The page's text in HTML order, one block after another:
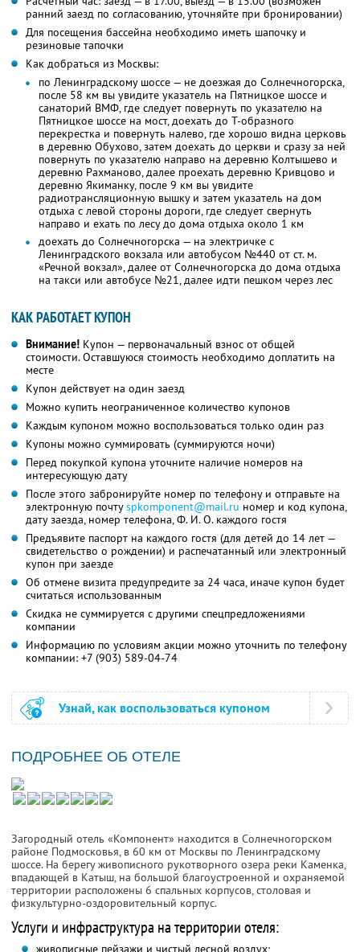
ранний заезд по согласованию, уточняйте при бронировании)
Для посещения бассейна необходимо иметь шапочку и
резиновые тапочки
Как добраться из Москвы:
по Ленинградскому шоссе — не доезжая до Солнечногорска,
после 58 км вы увидите указатель на Пятницкое шоссе и
санаторий ВМФ, где следует повернуть по указателю на
Пятницкое шоссе на мост, доехать до Т-образного
перекрестка и повернуть налево, где хорошо видна церковь
в деревню Обухово, затем доехать до церкви и сразу за ней
повернуть по указателю направо на деревню Колтышево и
деревню Рахманово, далее проехать деревню Кривцово и
деревню Якиманку, после 9 км вы увидите
радиотрансляционную вышку и затем указатель на дом
отдыха с левой стороны дороги, где следует свернуть
направо и ехать по лесу до дома отдыха около 1 км
доехать до Солнечногорска — на электричке с
Ленинградского вокзала или автобусом №440 от ст. м.
«Речной вокзал», далее от Солнечногорска до дома отдыха
на такси или автобусе №21, далее идти пешком через лес
КАК РАБОТАЕТ КУПОН
Внимание! Купон — первоначальный взнос от общей
стоимости. Оставшуюся стоимость необходимо доплатить на
месте
Купон действует на один заезд
Можно купить неограниченное количество купонов
Каждым купоном можно воспользоваться только один раз
Купоны можно суммировать (суммируются ночи)
Перед покупкой купона уточните наличие номеров на
интересующую дату
После этого забронируйте номер по телефону и отправьте на
электронную почтуspkomponent@mail.ru номер и код купона,
дату заезда, номер телефона,Ф. И. О.каждого гостя
Предъявите паспорт на каждого гостя (для детей до 14 лет —
свидетельство о рождении) и распечатанный или электронный
купон при заезде
Об отмене визита предупредите за 24 часа, иначе купон будет
считаться использованным
Скидка не суммируется с другими спецпредложениями
компании
Информацию по условиям акции можно уточнить по телефону
компании: +7 (903) 589-04-74
Узнай, как воспользоваться купоном
ПОДРОБНЕЕ ОБ ОТЕЛЕ
Загородный отель «Компонент» находится в Солнечногорском
районе Подмосковья, в 60 км от Москвы по Ленинградскому
шоссе. На берегу живописного рукотворного озера реки Каменка,
впадающей в Катыш, на большой благоустроенной и охраняемой
территории расположены 6 спальных корпусов, столовая и
физкультурно-оздоровительный корпус.
Услуги и инфраструктура на территории отеля:
живописные пейзажи и чистый лесной воздух;